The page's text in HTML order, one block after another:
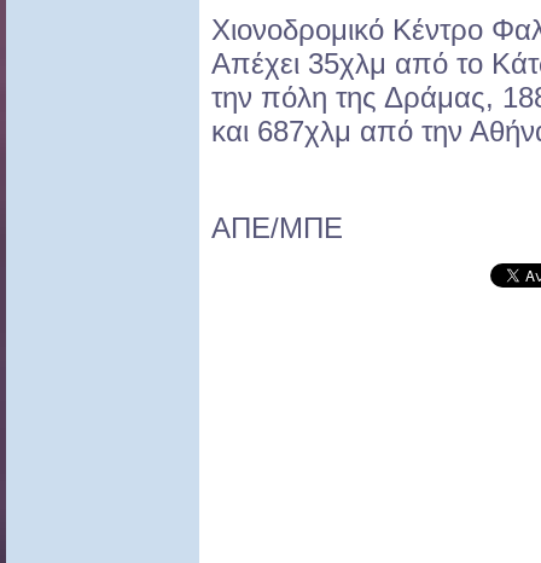
Χιονοδρομικό Κέντρο
Απέχει 35χλμ από το
την πόλη της Δράμας,
και 687χλμ από την
ΑΠΕ/ΜΠΕ